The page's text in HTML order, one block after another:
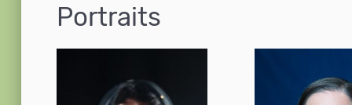
Portraits